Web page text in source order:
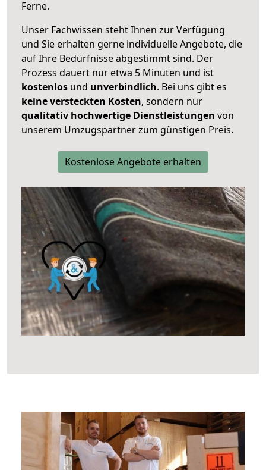
Ferne.
Unser Fachwissen steht Ihnen zur Verfügung
und Sie erhalten gerne individuelle Angebote, die
auf Ihre Bedürfnisse abgestimmt sind. Der
Prozess dauert nur etwa 5 Minuten und ist
kostenlos und unverbindlich. Bei uns gibt es
keine versteckten Kosten, sondern nur
qualitativ hochwertige Dienstleistungen von
unserem Umzugspartner zum günstigen Preis.
Kostenlose Angebote erhalten